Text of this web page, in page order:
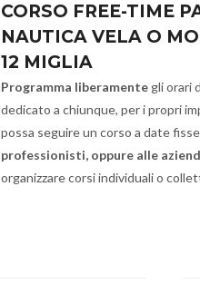
CORSO FREE-TIME
NAUTICA VELA O
12 MIGLIA
Programma liberamente gli orari
dedicato a chiunque, per i propri
possa seguire un corso a date
professionisti, oppure alle
organizzare corsi individuali o